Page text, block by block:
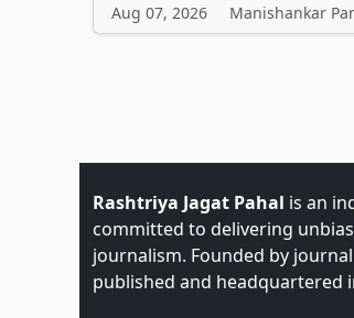
Aug 07, 2026 Manishankar
Rashtriya Jagat Pahal is an
committed to delivering
journalism. Founded by
published and headquartered